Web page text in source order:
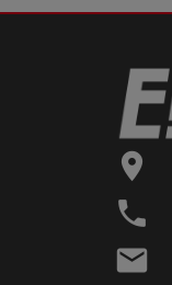
location_on
phone
email